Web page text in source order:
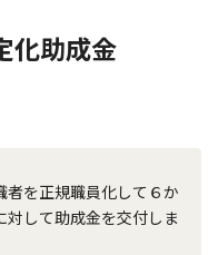
化助成金
を正規職員化して６か
して助成金を交付しま